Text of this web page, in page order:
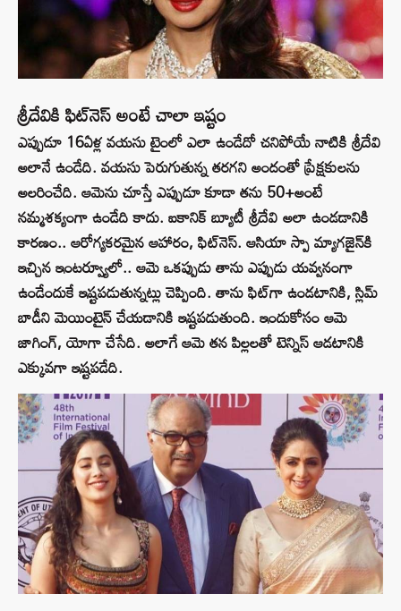
శ్రీదేవికి ఫిట్‌నెస్ అంటే చాలా ఇష్టం
ఎప్పుడూ 16ఏళ్ల వయసు టైంలో ఎలా ఉండేదో చనిపోయే నాటికి శ్రీదేవి
అలానే ఉండేది. వయసు పెరుగుతున్న తరగని అందంతో ప్రేక్షకులను
అలరించేది. ఆమెను చూస్తే ఎప్పుడూ కూడా తను 50+అంటే
నమ్మశక్యంగా ఉండేది కాదు. ఐకానిక్ బ్యూటీ శ్రీదేవి అలా ఉండడానికి
కారణం.. ఆరోగ్యకరమైన ఆహారం, ఫిట్‌నెస్‌. ఆసియా స్పా మ్యాగజైన్‌కి
ఇచ్చిన ఇంటర్వ్యూలో.. ఆమె ఒకప్పుడు తాను ఎప్పుడు యవ్వనంగా
ఉండేందుకే ఇష్టపడుతున్నట్లు చెప్పింది. తాను ఫిట్‌గా ఉండటానికి, స్లిమ్
బాడీని మెయింటైన్ చేయడానికి ఇష్టపడుతుంది. ఇందుకోసం ఆమె
జాగింగ్, యోగా చేసేది. అలాగే ఆమె తన పిల్లలతో టెన్నిస్ ఆడటానికి
ఎక్కువగా ఇష్టపడేది.